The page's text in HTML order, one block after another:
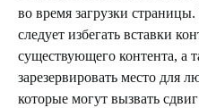
во время загрузки
следует избегать вставки
существующего контента, а
зарезервировать место для
которые могут вызвать